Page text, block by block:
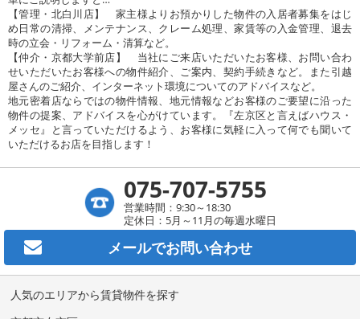
【管理・北白川店】 家主様よりお預かりした物件の入居者募集をはじ
め日常の清掃、メンテナンス、クレーム処理、家賃等の入金管理、退去
時の立会・リフォーム・清算など。
【仲介・京都大学前店】 当社にご来店いただいたお客様、お問い合わ
せいただいたお客様への物件紹介、ご案内、契約手続きなど。また引越
屋さんのご紹介、インターネット環境についてのアドバイスなど。
地元密着店ならではの物件情報、地元情報などお客様のご要望に沿った
物件の提案、アドバイスを心がけています。『左京区と言えばハウス・
メッセ』と言っていただけるよう、お客様に気軽に入って何でも聞いて
いただけるお店を目指します！
075-707-5755
営業時間：9:30～18:30
定休日：5月～11月の毎週水曜日
メールでお問い合わせ
人気のエリアから賃貸物件を探す